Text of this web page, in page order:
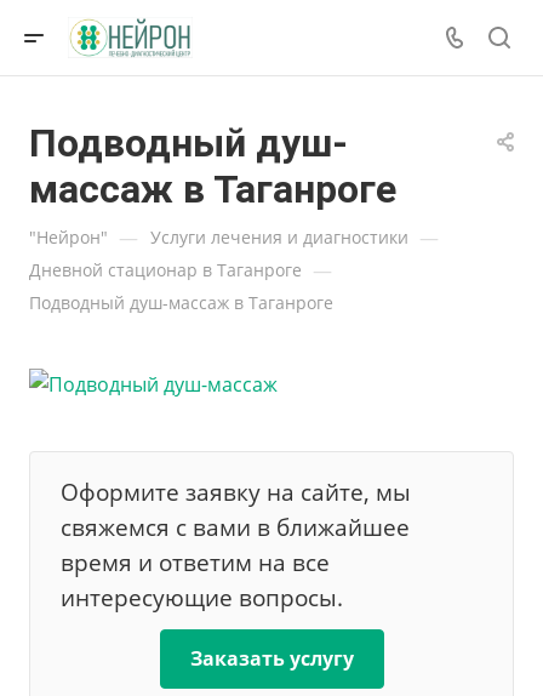
Подводный душ-
массаж в Таганроге
"Нейрон" — Услуги лечения и диагностики —
Дневной стационар в Таганроге —
Подводный душ-массаж в Таганроге
Оформите заявку на сайте, мы
свяжемся с вами в ближайшее
время и ответим на все
интересующие вопросы.
Заказать услугу